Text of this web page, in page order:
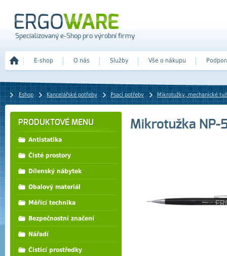
Specializovaný e-Shop pro výrobní firmy
E-shop O nás Služby Vše o nákupu
Eshop Kancelářské potřeby Psací potřeby Mikrotužky, mechanické
Mikrotužka NP-
PRODUKTOVÉ MENU
Antistatika
Čisté prostory
Dílenský nábytek
Obalový materiál
Měřící technika
Bezpečnostní značení
Nářadí
Čisticí prostředky